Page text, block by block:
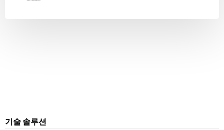
기술 솔루션